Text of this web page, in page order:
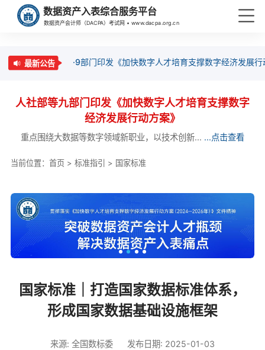
数据资产入表综合服务平台
数据资产会计师（DACPA）考试网 • www.dacpa.org.cn
最新公告 ·9部门印发《加快数字人才培育支撑数字经济发展
人社部等九部门印发《加快数字人才培育支撑数字
经济发展行动方案》
重点围绕大数据等数字领域新职业，以技术创新... ...点击查看
当前位置： 首页> 标准指引 > 国家标准
国家标准｜打造国家数据标准体系，
形成国家数据基础设施框架
来源: 全国数标委 发布日期: 2025-01-03